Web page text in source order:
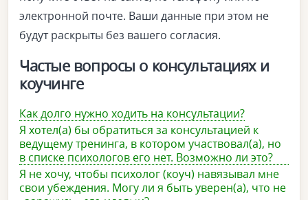
электронной почте. Ваши данные при этом не
будут раскрыты без вашего согласия.
Частые вопросы о консультациях и
коучинге
Как долго нужно ходить на консультации?
Я хотел(а) бы обратиться за консультацией к
ведущему тренинга, в котором участвовал(а), но
в списке психологов его нет. Возможно ли это?
Я не хочу, чтобы психолог (коуч) навязывал мне
свои убеждения. Могу ли я быть уверен(а), что не